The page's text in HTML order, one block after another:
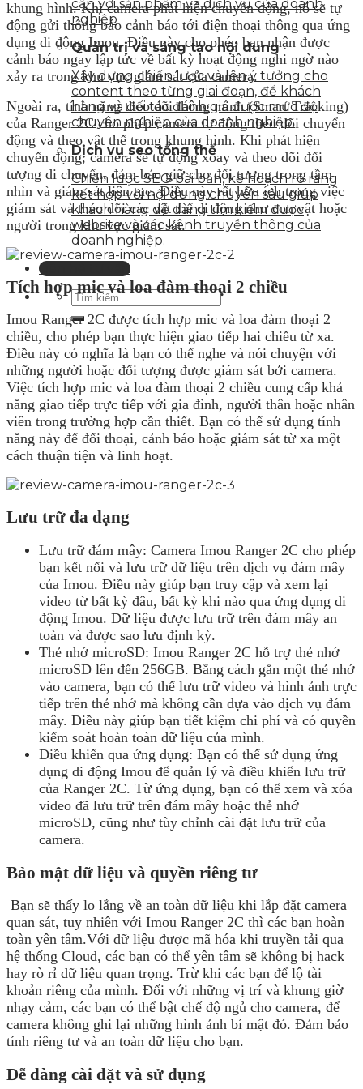
cận với sản phẩm và dịch vụ của doanh
nghiệp
Quản trị và sáng tạo nội dung
Xây dựng chiến lược và lên ý tưởng cho
content theo từng giai đoạn, để khách
hàng và đối tác đánh giá được mức độ
chuyên nghiệp của doanh nghiệp.
Dịch vụ seo tổng thể
Chiến lược SEO bài bản, kế hoạch rõ ràng
kết hợp với nội dung chuyên sâu giúp
khách hàng dễ dàng tìm kiếm được
website và các kênh truyền thông của
doanh nghiệp.
Liên hệ tư vấn
khung hình. Khi camera phát hiện chuyển động, nó sẽ tự
động gửi thông báo cảnh báo tới điện thoại thông qua ứng
dụng di động Imou. Điều này cho phép bạn nhận được
cảnh báo ngay lập tức về bất kỳ hoạt động nghi ngờ nào
xảy ra trong khu vực giám sát của camera.
Ngoài ra, tính năng theo dõi thông minh (Smart Tracking)
của Ranger 2C cho phép camera tự động theo dõi chuyển
động và theo vật thể trong khung hình. Khi phát hiện
chuyển động, camera sẽ tự động xoay và theo dõi đối
tượng di chuyển, đảm bảo giữ cho đối tượng trong tầm
nhìn và giám sát liên tục. Điều này rất hữu ích trong việc
giám sát và theo dõi các vật thể di động như con vật hoặc
người trong khu vực giám sát.
Tích hợp mic và loa đàm thoại 2 chiều
Imou Ranger 2C được tích hợp mic và loa đàm thoại 2
chiều, cho phép bạn thực hiện giao tiếp hai chiều từ xa.
Điều này có nghĩa là bạn có thể nghe và nói chuyện với
những người hoặc đối tượng được giám sát bởi camera.
Việc tích hợp mic và loa đàm thoại 2 chiều cung cấp khả
năng giao tiếp trực tiếp với gia đình, người thân hoặc nhân
viên trong trường hợp cần thiết. Bạn có thể sử dụng tính
năng này để đối thoại, cảnh báo hoặc giám sát từ xa một
cách thuận tiện và linh hoạt.
Lưu trữ đa dạng
Lưu trữ đám mây: Camera Imou Ranger 2C cho phép
bạn kết nối và lưu trữ dữ liệu trên dịch vụ đám mây
của Imou. Điều này giúp bạn truy cập và xem lại
video từ bất kỳ đâu, bất kỳ khi nào qua ứng dụng di
động Imou. Dữ liệu được lưu trữ trên đám mây an
toàn và được sao lưu định kỳ.
Thẻ nhớ microSD: Imou Ranger 2C hỗ trợ thẻ nhớ
microSD lên đến 256GB. Bằng cách gắn một thẻ nhớ
vào camera, bạn có thể lưu trữ video và hình ảnh trực
tiếp trên thẻ nhớ mà không cần dựa vào dịch vụ đám
mây. Điều này giúp bạn tiết kiệm chi phí và có quyền
kiểm soát hoàn toàn dữ liệu của mình.
Điều khiển qua ứng dụng: Bạn có thể sử dụng ứng
dụng di động Imou để quản lý và điều khiển lưu trữ
của Ranger 2C. Từ ứng dụng, bạn có thể xem và xóa
video đã lưu trữ trên đám mây hoặc thẻ nhớ
microSD, cũng như tùy chỉnh cài đặt lưu trữ của
camera.
Bảo mật dữ liệu và quyền riêng tư
Bạn sẽ thấy lo lắng về an toàn dữ liệu khi lắp đặt camera
quan sát, tuy nhiên với Imou Ranger 2C thì các bạn hoàn
toàn yên tâm.Với dữ liệu được mã hóa khi truyền tải qua
hệ thống Cloud, các bạn có thể yên tâm sẽ không bị hack
hay rò rỉ dữ liệu quan trọng. Trừ khi các bạn để lộ tài
khoản riêng của mình. Đối với những vị trí và khung giờ
nhạy cảm, các bạn có thể bật chế độ ngủ cho camera, để
camera không ghi lại những hình ảnh bí mật đó. Đảm bảo
tính riêng tư và an toàn dữ liệu cho bạn.
Dễ dàng cài đặt và sử dụng